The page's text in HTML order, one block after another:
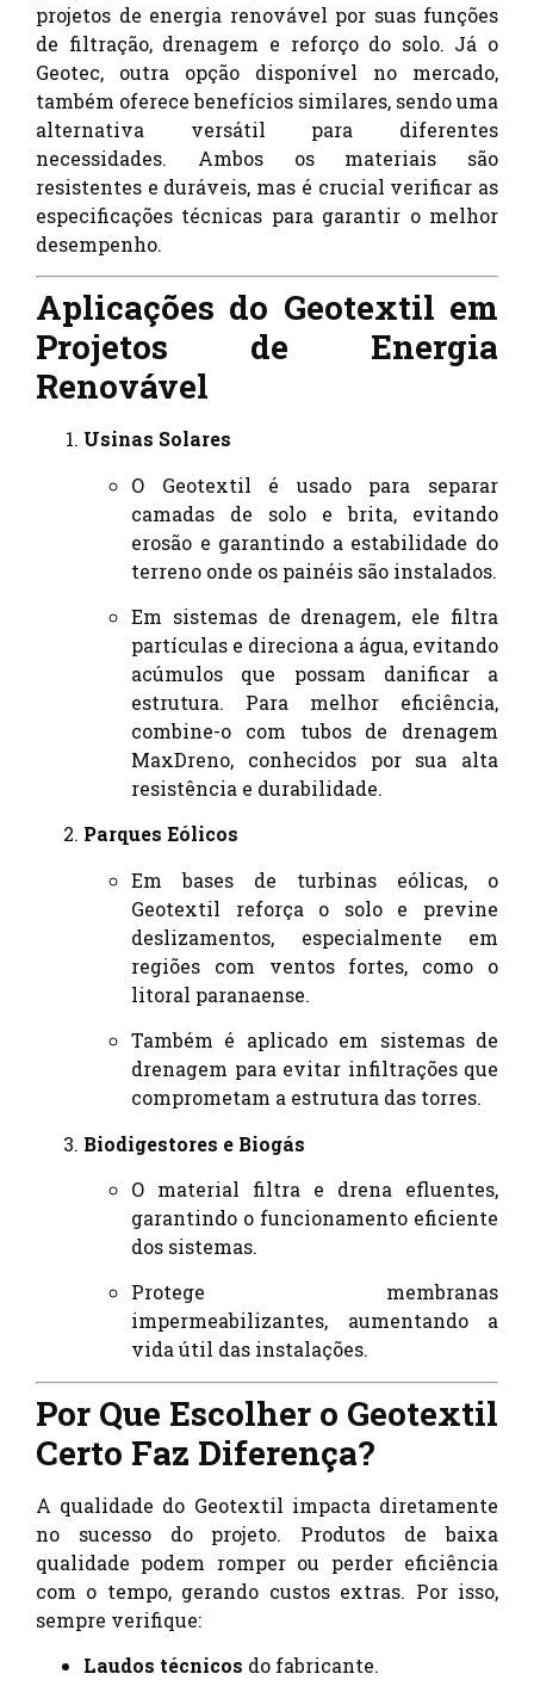
projetos de energia renovável por suas funções
de filtração, drenagem e reforço do solo. Já o
Geotec, outra opção disponível no mercado,
também oferece benefícios similares, sendo uma
alternativa versátil para diferentes
necessidades. Ambos os materiais são
resistentes e duráveis, mas é crucial verificar as
especificações técnicas para garantir o melhor
desempenho.
Aplicações do Geotextil em
Projetos de Energia
Renovável
Usinas Solares
O Geotextil é usado para separar
camadas de solo e brita, evitando
erosão e garantindo a estabilidade do
terreno onde os painéis são instalados.
Em sistemas de drenagem, ele filtra
partículas e direciona a água, evitando
acúmulos que possam danificar a
estrutura. Para melhor eficiência,
combine-o com tubos de drenagem
MaxDreno, conhecidos por sua alta
resistência e durabilidade.
Parques Eólicos
Em bases de turbinas eólicas, o
Geotextil reforça o solo e previne
deslizamentos, especialmente em
regiões com ventos fortes, como o
litoral paranaense.
Também é aplicado em sistemas de
drenagem para evitar infiltrações que
comprometam a estrutura das torres.
Biodigestores e Biogás
O material filtra e drena efluentes,
garantindo o funcionamento eficiente
dos sistemas.
Protege membranas
impermeabilizantes, aumentando a
vida útil das instalações.
Por Que Escolher o Geotextil
Certo Faz Diferença?
A qualidade do Geotextil impacta diretamente
no sucesso do projeto. Produtos de baixa
qualidade podem romper ou perder eficiência
com o tempo, gerando custos extras. Por isso,
sempre verifique:
Laudos técnicos do fabricante.